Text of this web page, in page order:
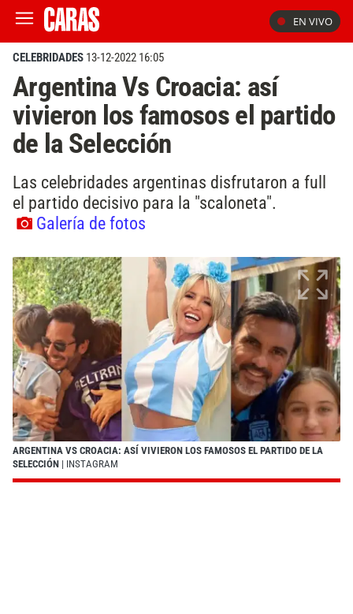
EN VIVO
CELEBRIDADES 13-12-2022 16:05
Argentina Vs Croacia: así
vivieron los famosos el partido
de la Selección
Las celebridades argentinas disfrutaron a full
el partido decisivo para la "scaloneta".
Galería de fotos
ARGENTINA VS CROACIA: ASÍ VIVIERON LOS FAMOSOS EL PARTIDO DE LA
SELECCIÓN | INSTAGRAM